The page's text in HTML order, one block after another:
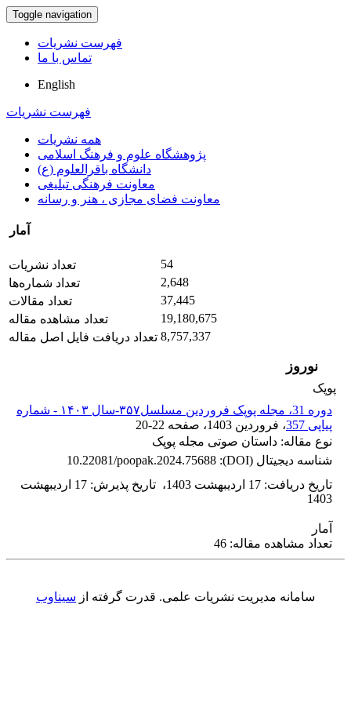
Toggle navigation
فهرست نشریات
تماس با ما
English
فهرست نشریات
همه نشریات
پژوهشگاه علوم و فرهنگ اسلامی
دانشگاه باقرالعلوم (ع)
معاونت فرهنگی تبلیغی
معاونت فضای مجازی ، هنر و رسانه
آمار
تعداد نشریات
54
تعداد شماره‌ها
2,648
تعداد مقالات
37,445
تعداد مشاهده مقاله
19,180,675
تعداد دریافت فایل اصل مقاله 8,757,337
نوروز
پوپک
دوره 31، مجله پوپک فروردین مسلسل۳۵۷-سال ۱۴۰۳ - شماره
پیاپی 357
، فروردین 1403 ، صفحه 20-22
نوع مقاله: داستان صوتی مجله پوپک
شناسه دیجیتال (DOI):
10.22081/poopak.2024.75688
تاریخ دریافت: 17 اردیبهشت 1403 ، تاریخ پذیرش:
17 اردیبهشت
1403
آمار
تعداد مشاهده مقاله: 46
سامانه مدیریت نشریات علمی. قدرت گرفته از سیناوب